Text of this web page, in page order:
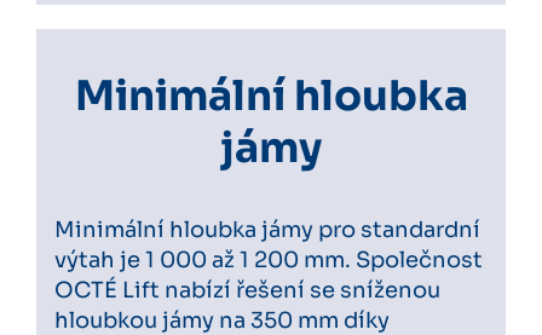
Minimální hloubka
jámy
Minimální hloubka jámy pro standardní
výtah je 1 000 až 1 200 mm. Společnost
OCTÉ Lift nabízí řešení se sníženou
hloubkou jámy na 350 mm díky